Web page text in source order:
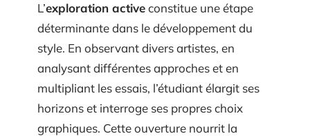
L’exploration activeconstitue une étape
déterminante dans le développement du
style. En observant divers artistes, en
analysant différentes approches et en
multipliant les essais, l’étudiant élargit ses
horizons et interroge ses propres choix
graphiques. Cette ouverture nourrit la